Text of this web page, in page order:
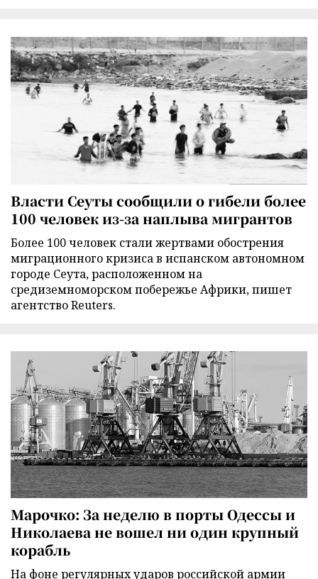
Власти Сеуты сообщили о гибели более
100 человек из-за наплыва мигрантов
Более 100 человек стали жертвами обострения
миграционного кризиса в испанском автономном
городе Сеута, расположенном на
средиземноморском побережье Африки, пишет
агентство Reuters.
Марочко: За неделю в порты Одессы и
Николаева не вошел ни один крупный
корабль
На фоне регулярных ударов российской армии